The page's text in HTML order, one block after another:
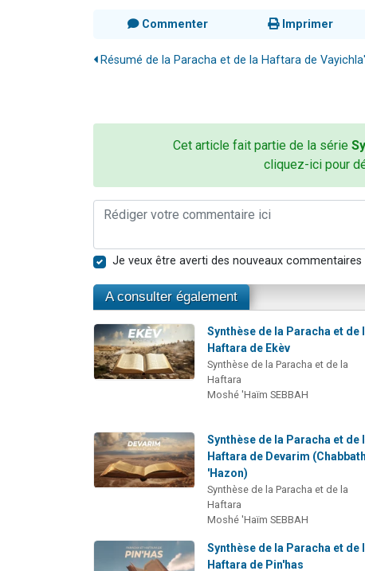
Commenter Imprimer
Résumé de la Paracha et de la Haftara de
Cet article fait partie de la série
cliquez-ici pour
Je veux être averti des nouveaux commentaires
A consulter également
Synthèse de la Paracha et de
Haftara de Ekèv
Synthèse de la Paracha et de la
Haftara
Moshé 'Haïm SEBBAH
Synthèse de la Paracha et de
Haftara de Devarim (Chabbath
'Hazon)
Synthèse de la Paracha et de la
Haftara
Moshé 'Haïm SEBBAH
Synthèse de la Paracha et de
Haftara de Pin'has